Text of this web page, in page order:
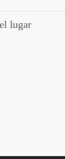
lugar